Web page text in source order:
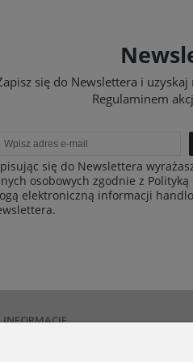
się do Newslettera i
Regulaminem
się do Newslettera
osobowych zgodnie z
elektroniczną informacji
INFORMACJE